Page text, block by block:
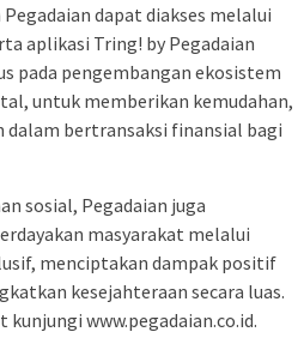
dapat diakses melalui
aplikasi Tring! by Pegadaian
pada pengembangan ekosistem
untuk memberikan kemudahan,
dalam bertransaksi finansial bagi
sosial, Pegadaian juga
masyarakat melalui
menciptakan dampak positif
kesejahteraan secara luas.
www.pegadaian.co.id.